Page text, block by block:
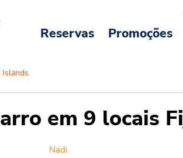
Reservas Promoções
Islands
em 9 locais
Nadi